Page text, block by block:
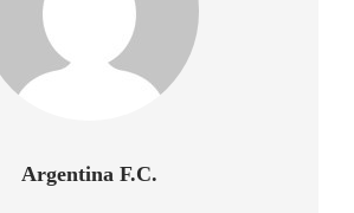
Argentina F.C.